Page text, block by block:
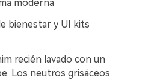
moderna
bienestar y UI kits
recién lavado con un
Los neutros grisáceos